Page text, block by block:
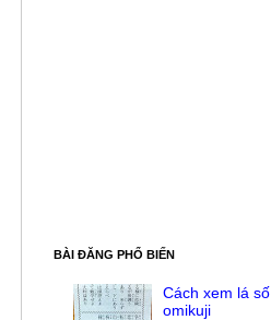
BÀI ĐĂNG PHỔ BIẾN
Cách xem lá số
omikuji